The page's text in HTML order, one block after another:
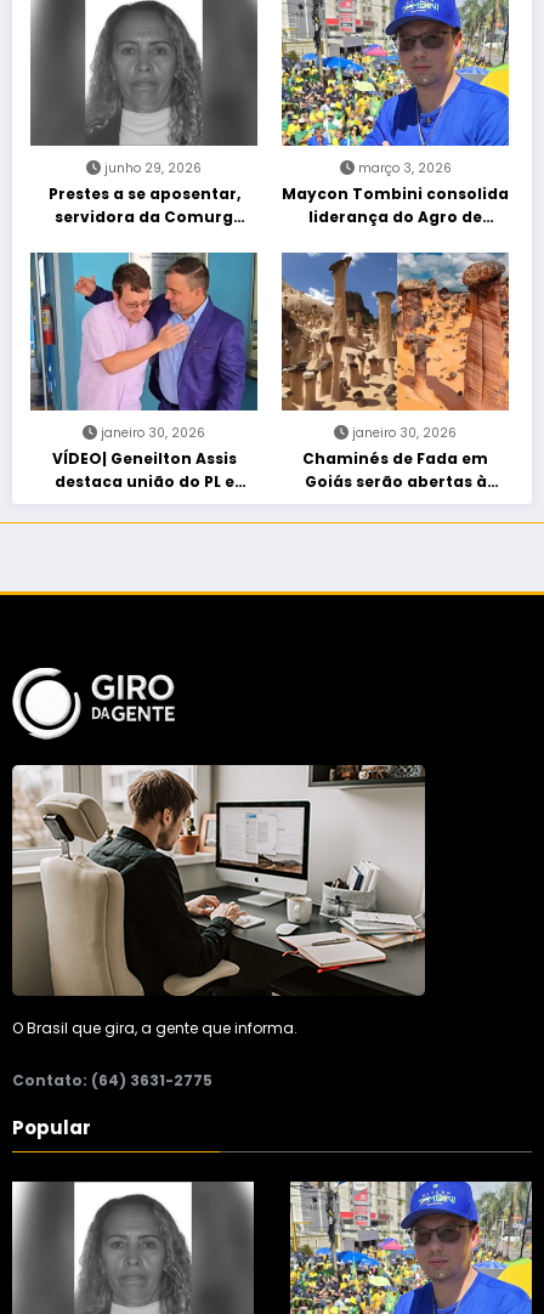
junho 29, 2026
Prestes a se aposentar,
servidora da Comurg
entra em protocolo de
morte encefálica
março 3, 2026
Maycon Tombini consolida
liderança do Agro de
“Acorda Brasil” em Goiânia
janeiro 30, 2026
VÍDEO| Geneilton Assis
destaca união do PL e
consolidação de apoio a
Maycon Tombini em Jataí
janeiro 30, 2026
Chaminés de Fada em
Goiás serão abertas à
visitação controlada
O Brasil que gira, a gente que informa.
Contato: (64) 3631-2775
Popular